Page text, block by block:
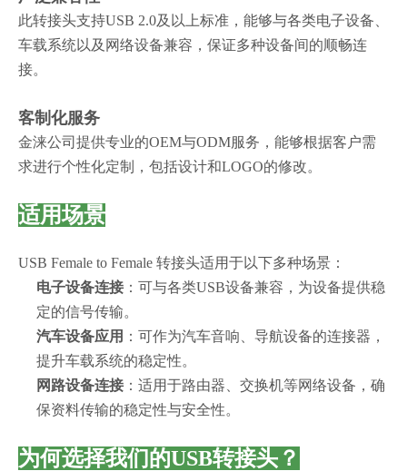
此转接头支持USB 2.0及以上标准，能够与各类电子设备、
车载系统以及网络设备兼容，保证多种设备间的顺畅连
接。
客制化服务
金涞公司提供专业的OEM与ODM服务，能够根据客户需
求进行个性化定制，包括设计和LOGO的修改。
适用场景
USB Female to Female 转接头适用于以下多种场景：
电子设备连接 ：可与各类USB设备兼容，为设备提供稳
定的信号传输。
汽车设备应用 ：可作为汽车音响、导航设备的连接器，
提升车载系统的稳定性。
网路设备连接 ：适用于路由器、交换机等网络设备，确
保资料传输的稳定性与安全性。
为何选择我们的USB转接头？